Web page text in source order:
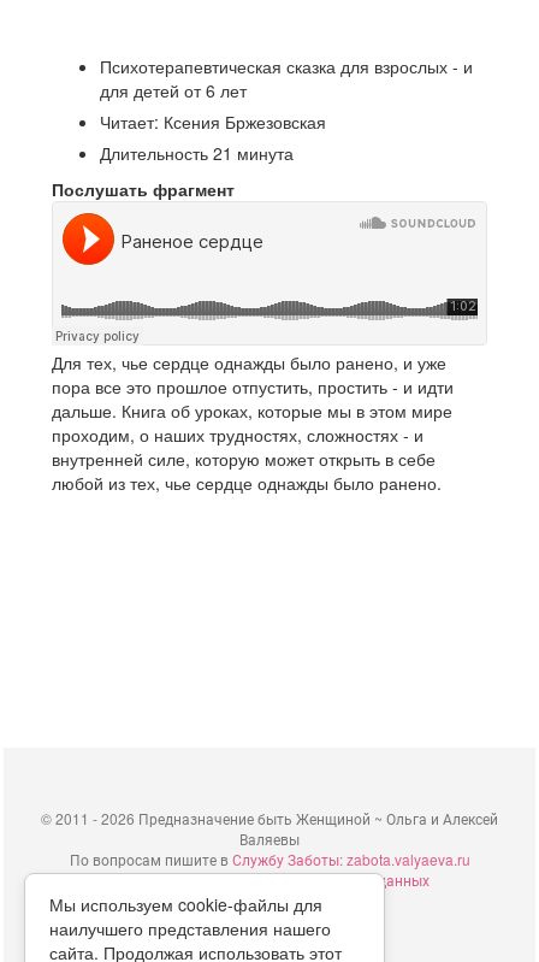
Психотерапевтическая сказка для взрослых - и
для детей от 6 лет
Читает: Ксения Бржезовская
Длительность 21 минута
Послушать фрагмент
Для тех, чье сердце однажды было ранено, и уже
пора все это прошлое отпустить, простить - и идти
дальше. Книга об уроках, которые мы в этом мире
проходим, о наших трудностях, сложностях - и
внутренней силе, которую может открыть в себе
любой из тех, чье сердце однажды было ранено.
©2011 - 2026 Предназначение быть Женщиной ~ Ольга и Алексей
Валяевы
По вопросам пишите вСлужбу Заботы: zabota.valyaeva.ru
Согласие на обработку персональных данных
г. Краснодар ИП Валяев А.В.
ИНН 380111808709
Мы используем cookie-файлы для
наилучшего представления нашего
сайта. Продолжая использовать этот